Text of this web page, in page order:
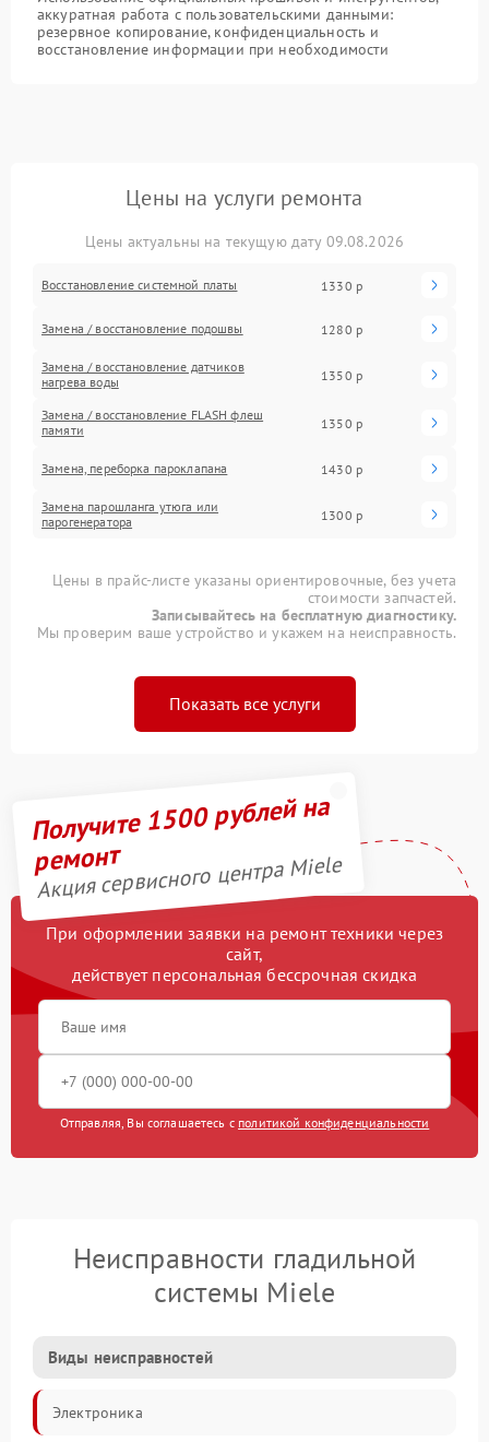
аккуратная работа с пользовательскими данными:
резервное копирование, конфиденциальность и
восстановление информации при необходимости
Цены на услуги ремонта
Цены актуальны на текущую дату 09.08.2026
Восстановление системной платы 1330 р
Замена / восстановление подошвы 1280 р
Замена / восстановление датчиков
нагрева воды
1350 р
Замена / восстановление FLASH флеш
памяти
1350 р
Замена, переборка пароклапана 1430 р
Замена парошланга утюга или
парогенератора
1300 р
Цены в прайс-листе указаны ориентировочные, без учета
стоимости запчастей.
Записывайтесь на бесплатную диагностику.
Мы проверим ваше устройство и укажем на неисправность.
Показать все услуги
Получите 1500 рублей на
ремонт
Акция сервисного центра Miele
При оформлении заявки на ремонт техники через
сайт,
действует персональная бессрочная скидка
Отправляя, Вы соглашаетесь с политикой конфиденциальности
Неисправности гладильной
системы Miele
Виды неисправностей
Электроника